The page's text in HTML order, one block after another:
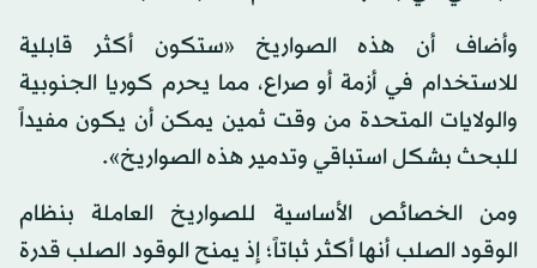
وأضاف أن هذه الصواريخ «ستكون أكثر قابلية
للاستخدام في أزمة أو صراع، مما يحرم كوريا الجنوبية
والولايات المتحدة من وقت ثمين يمكن أن يكون مفيداً
للبحث بشكل استباقي وتدمير هذه الصواريخ».
ومن الخصائص الأساسية للصواريخ العاملة بنظام
الوقود الصلب أنها أكثر ثباتاً؛ إذ يمنح الوقود الصلب قدرة